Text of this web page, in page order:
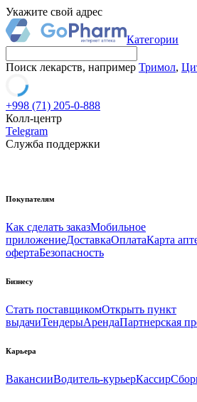
Укажите свой адрес
Категории
Поиск лекарств, например Тримол,
+998 (71) 205-0-888
Колл-центр
Telegram
Служба поддержки
Покупателям
Как сделать заказМобильное
приложениеДоставкаОплатаКарта
офертаБезопасность
Бизнесу
Стать поставщикомОткрыть пункт
выдачиТендерыАрендаПартнерская
Карьера
ВакансииВодитель-курьерКассир